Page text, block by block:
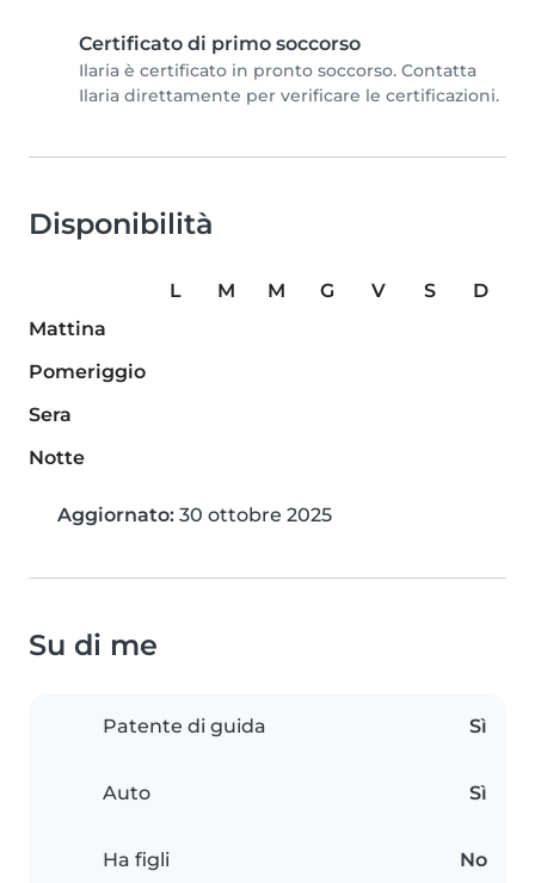
Certificato di primo soccorso
Ilaria è certificato in pronto soccorso. Contatta
Ilaria direttamente per verificare le certificazioni.
Disponibilità
L M M G V S
D
Mattina
Pomeriggio
Sera
Notte
Aggiornato: 30 ottobre 2025
Su di me
Patente di guida Sì
Auto Sì
Ha figli No